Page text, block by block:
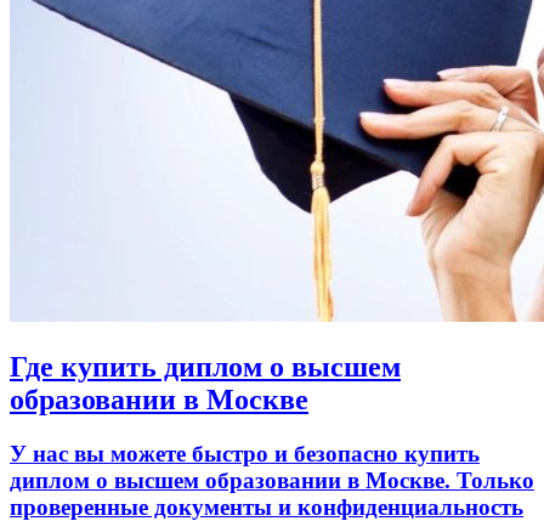
Где купить диплом о высшем
образовании в Москве
У нас вы можете быстро и безопасно купить
диплом о высшем образовании в Москве. Только
проверенные документы и конфиденциальность